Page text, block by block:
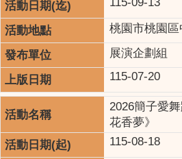
桃園市桃園
展演企劃組
115-07-20
2026簡子愛
花香夢》
115-08-18